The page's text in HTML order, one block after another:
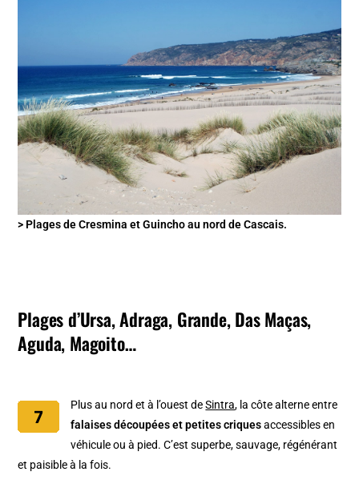
> Plages de Cresmina et Guincho au nord de Cascais.
Plages d’Ursa, Adraga, Grande, Das Maças,
Aguda, Magoito…
Plus au nord et à l’ouest deSintra, la côte alterne entre
falaises découpées et petites criquesaccessibles en
véhicule ou à pied. C’est superbe, sauvage, régénérant
et paisible à la fois.